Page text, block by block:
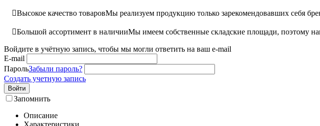
Высокое качество товаровМы реализуем продукцию только зарекомендовавших себя
Большой ассортимент в наличииМы имеем собственные складские площади, поэтому
Войдите в учётную запись, чтобы мы могли ответить на ваш e-mail
E-mail
ПарольЗабыли пароль?
Создать учетную запись
Войти
Запомнить
Описание
Характеристики